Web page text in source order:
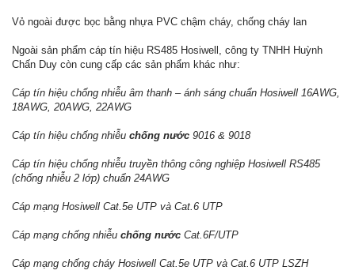
Vỏ ngoài được bọc bằng nhựa PVC chậm cháy, chống cháy lan
Ngoài sản phẩm cáp tín hiệu RS485 Hosiwell, công ty TNHH Huỳnh
Chấn Duy còn cung cấp các sản phẩm khác như:
Cáp tín hiệu chống nhiễu âm thanh – ánh sáng chuẩn Hosiwell 16AWG,
18AWG, 20AWG, 22AWG
Cáp tín hiệu chống nhiễu chống nước 9016 & 9018
Cáp tín hiệu chống nhiễu truyền thông công nghiệp Hosiwell RS485
(chống nhiễu 2 lớp) chuẩn 24AWG
Cáp mạng Hosiwell Cat.5e UTP và Cat.6 UTP
Cáp mạng chống nhiễu chống nước Cat.6F/UTP
Cáp mạng chống cháy Hosiwell Cat.5e UTP và Cat.6 UTP LSZH